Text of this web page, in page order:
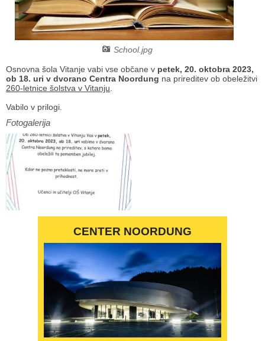
School.jpg
Osnovna šola Vitanje vabi vse občane v petek, 20. oktobra 2023,
ob 18. uri v dvorano Centra Noordung na prireditev ob obeležitvi
260-letnice šolstva v Vitanju
Vabilo v prilogi.
Fotogalerija
CENTER NOORDUNG
Načrt integritete
Občinski predpisi
Občinski časopis
Projekti in investicije
Lokalne volitve 2026